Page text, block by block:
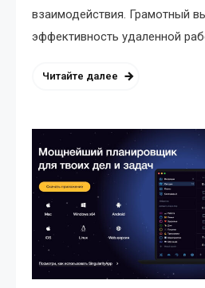
взаимодействия. Грамотный
эффективность удаленной
Читайте далее